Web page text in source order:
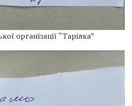
організації “Тарілка”